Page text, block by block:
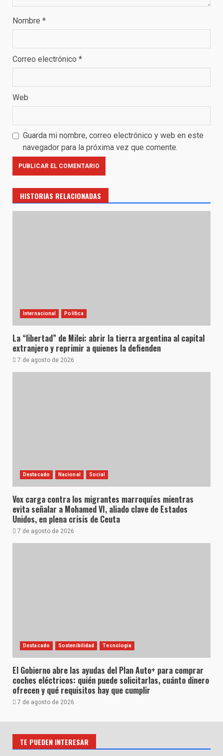
Nombre *
Correo electrónico *
Web
Guarda mi nombre, correo electrónico y web en este
navegador para la próxima vez que comente.
HISTORIAS RELACIONADAS
Internacional Política
La “libertad” de Milei: abrir la tierra argentina al capital
extranjero y reprimir a quienes la defienden
7 de agosto de 2026
Destacado Nacional Social
Vox carga contra los migrantes marroquíes mientras
evita señalar a Mohamed VI, aliado clave de Estados
Unidos, en plena crisis de Ceuta
7 de agosto de 2026
Destacado Sostenibilidad Tecnología
El Gobierno abre las ayudas del Plan Auto+ para comprar
coches eléctricos: quién puede solicitarlas, cuánto dinero
ofrecen y qué requisitos hay que cumplir
7 de agosto de 2026
TE PUEDEN INTERESAR